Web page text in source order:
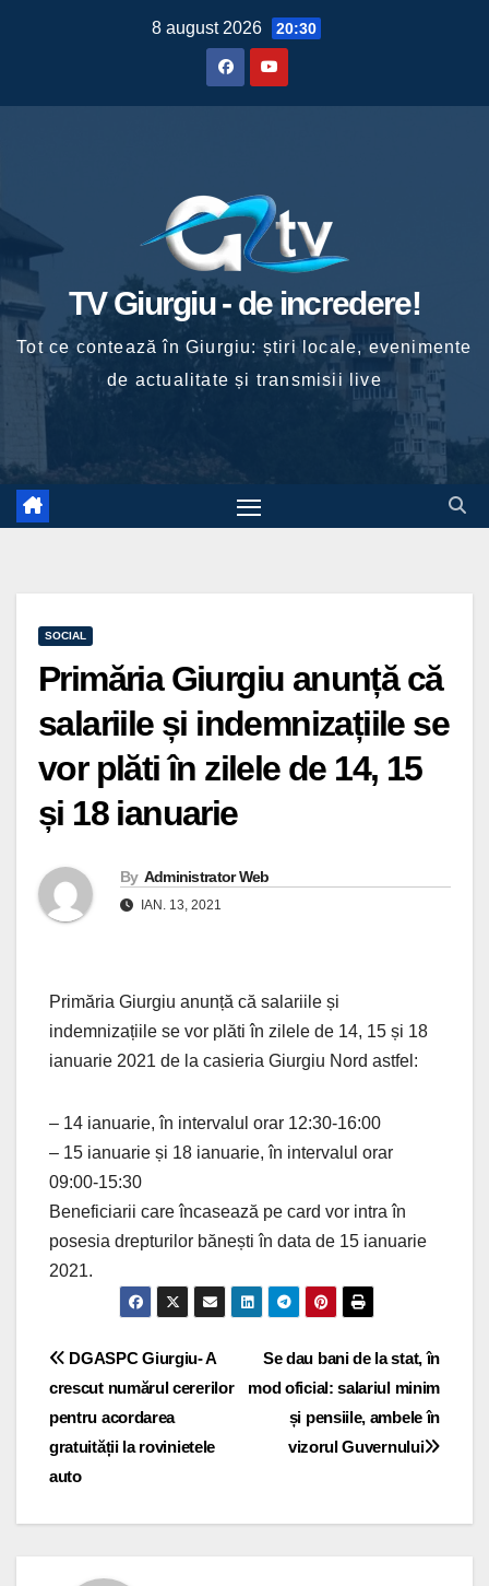
8 august 2026 20:30
TV Giurgiu - de incredere!
Tot ce contează în Giurgiu: știri locale, evenimente
de actualitate și transmisii live
SOCIAL
Primăria Giurgiu anunță că
salariile și indemnizațiile se
vor plăti în zilele de 14, 15
și 18 ianuarie
By Administrator Web
IAN. 13, 2021
Primăria Giurgiu anunță că salariile și
indemnizațiile se vor plăti în zilele de 14, 15 și 18
ianuarie 2021 de la casieria Giurgiu Nord astfel:
– 14 ianuarie, în intervalul orar 12:30-16:00
– 15 ianuarie și 18 ianuarie, în intervalul orar
09:00-15:30
Beneficiarii care încasează pe card vor intra în
posesia drepturilor bănești în data de 15 ianuarie
2021.
Navigare
în
articole
Se dau bani de la stat, în
mod oficial: salariul minim
și pensiile, ambele în
vizorul Guvernului
DGASPC Giurgiu- A
crescut numărul cererilor
pentru acordarea
gratuității la rovinietele
auto